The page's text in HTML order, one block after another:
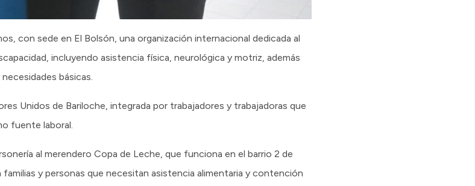
con sede en El Bolsón, una organización internacional dedicada al
incluyendo asistencia física, neurológica y motriz, además
básicas.
Unidos de Bariloche, integrada por trabajadores y trabajadoras que
fuente laboral.
al merendero Copa de Leche, que funciona en el barrio 2 de
familias y personas que necesitan asistencia alimentaria y contención